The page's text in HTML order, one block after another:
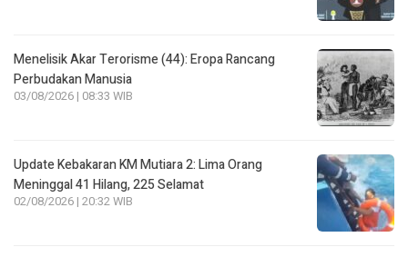
Menelisik Akar Terorisme (44): Eropa Rancang
Perbudakan Manusia
03/08/2026 | 08:33 WIB
Update Kebakaran KM Mutiara 2: Lima Orang
Meninggal 41 Hilang, 225 Selamat
02/08/2026 | 20:32 WIB